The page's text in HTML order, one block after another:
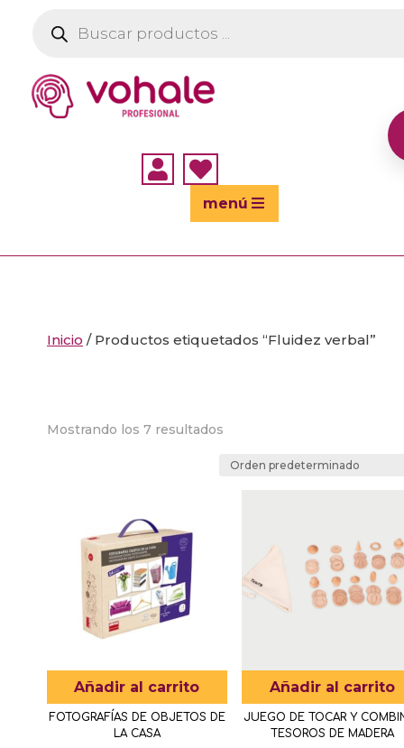
productos
 
menú
Inicio / Productos etiquetados “Fluidez verbal”
Mostrando los 7 resultados
Añadir al carrito
FOTOGRAFÍAS DE OBJETOS DE
LA CASA
Añadir al carrito
JUEGO DE TOCAR Y
TESOROS DE MADERA